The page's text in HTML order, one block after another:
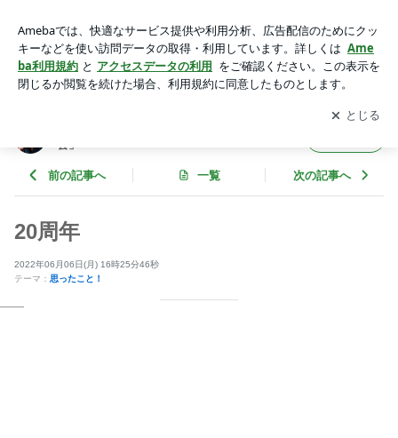
ered by Ameba
アプリをダウンロードして ブログの更新通知
を受け取りまし
ょう。
開く
会」
前の記事へ 一覧 次の記事へ
20周年
2022年06月06日(月) 16時25分46秒
テーマ： 思ったこと！